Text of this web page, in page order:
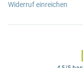
Widerruf einreichen